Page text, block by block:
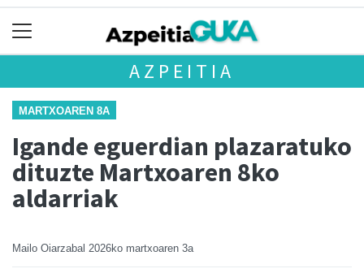
AZPEITIA
MARTXOAREN 8A
Igande eguerdian plazaratuko
dituzte Martxoaren 8ko
aldarriak
Mailo Oiarzabal 2026ko martxoaren 3a